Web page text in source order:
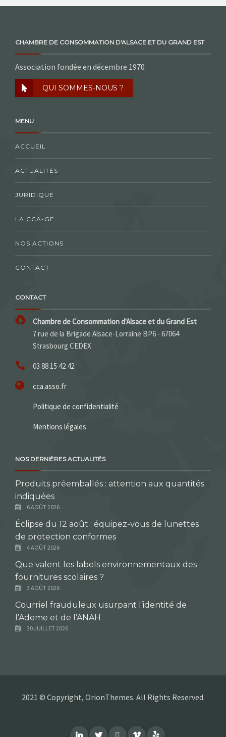
CHAMBRE DE CONSOMMATION D'ALSACE ET DU GRAND EST
Association fondée en décembre 1970
QUI SOMMES-NOUS ?
MENU
ACCUEIL
ACTUALITÉS
JURIDIQUE
LA CCA-GE
NOS ACTIONS
CONTACT
CONTACT
Chambre de Consommation d'Alsace et du Grand Est
7 rue de la Brigade Alsace-Lorraine BP6 - 67064
Strasbourg CEDEX
03 88 15 42 42
cca.asso.fr
Politique de confidentialité
Mentions légales
NOS DERNIÈRES ACTUALITÉS
Produits préemballés : attention aux quantités
indiquées
6 AOÛT 2026
Éclipse du 12 août : équipez-vous de lunettes
de protection conformes
4 AOÛT 2026
Que valent les labels environnementaux des
fournitures scolaires ?
3 AOÛT 2026
Courriel frauduleux usurpant l’identité de
l’Ademe et de l’ANAH
30 JUILLET 2026
2021 © Copyright, OrionThemes. All Rights Reserved.